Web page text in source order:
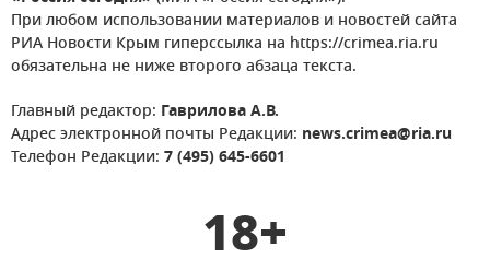
При любом использовании материалов и новостей сайта
РИА Новости Крым гиперссылка на https://crimea.ria.ru
обязательна не ниже второго абзаца текста.
Главный редактор: Гаврилова А.В.
Адрес электронной почты Редакции: news.crimea@ria.ru
Телефон Редакции: 7 (495) 645-6601
18+